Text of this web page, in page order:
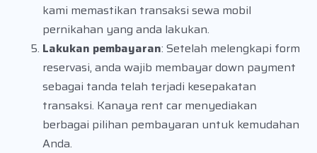
kami memastikan transaksi sewa mobil
pernikahan yang anda lakukan.
Lakukan pembayaran: Setelah melengkapi form
reservasi, anda wajib membayar down payment
sebagai tanda telah terjadi kesepakatan
transaksi. Kanaya rent car menyediakan
berbagai pilihan pembayaran untuk kemudahan
Anda.